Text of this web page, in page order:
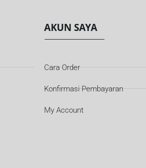
AKUN SAYA
Cara Order
Konfirmasi Pembayaran
My Account